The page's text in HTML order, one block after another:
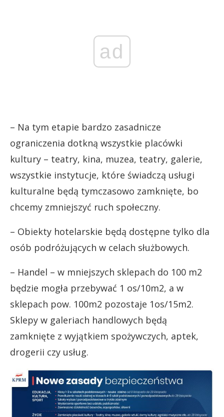
ad
– Na tym etapie bardzo zasadnicze
ograniczenia dotkną wszystkie placówki
kultury – teatry, kina, muzea, teatry, galerie,
wszystkie instytucje, które świadczą usługi
kulturalne będą tymczasowo zamknięte, bo
chcemy zmniejszyć ruch społeczny.
– Obiekty hotelarskie będą dostępne tylko dla
osób podróżujących w celach służbowych.
– Handel – w mniejszych sklepach do 100 m2
będzie mogła przebywać 1 os/10m2, a w
sklepach pow. 100m2 pozostaje 1os/15m2.
Sklepy w galeriach handlowych będą
zamknięte z wyjątkiem spożywczych, aptek,
drogerii czy usług.